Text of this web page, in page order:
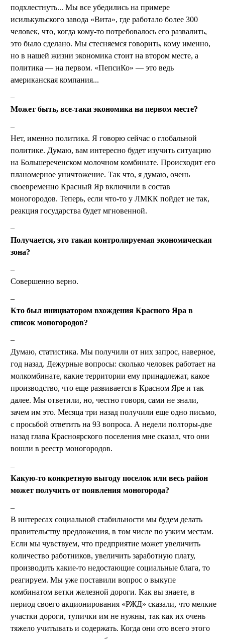
подхлестнуть... Мы все убедились на примере
исилькульского завода «Вита», где работало более 300
человек, что, когда кому-то потребовалось его развалить,
это было сделано. Мы стесняемся говорить, кому именно,
но в нашей жизни экономика стоит на втором месте, а
политика — на первом. «ПепсиКо» — это ведь
американская компания...
Может быть, все-таки экономика на первом месте?
Нет, именно политика. Я говорю сейчас о глобальной
политике. Думаю, вам интересно будет изучить ситуацию
на Большереченском молочном комбинате. Происходит его
планомерное уничтожение. Так что, я думаю, очень
своевременно Красный Яр включили в состав
моногородов. Теперь, если что-то у ЛМКК пойдет не так,
реакция государства будет мгновенной.
Получается, это такая контролируемая экономическая
зона?
Совершенно верно.
Кто был инициатором вхождения Красного Яра в
список моногородов?
Думаю, статистика. Мы получили от них запрос, наверное,
год назад. Дежурные вопросы: сколько человек работает на
молкомбинате, какие территории ему принадлежат, какое
производство, что еще развивается в Красном Яре и так
далее. Мы ответили, но, честно говоря, сами не знали,
зачем им это. Месяца три назад получили еще одно письмо,
с просьбой ответить на 93 вопроса. А недели полторы-две
назад глава Красноярского поселения мне сказал, что они
вошли в реестр моногородов.
Какую-то конкретную выгоду поселок или весь район
может получить от появления моногорода?
В интересах социальной стабильности мы будем делать
правительству предложения, в том числе по узким местам.
Если мы чувствуем, что предприятие может увеличить
количество работников, увеличить заработную плату,
производить какие-то недостающие социальные блага, то
реагируем. Мы уже поставили вопрос о выкупе
комбинатом ветки железной дороги. Как вы знаете, в
период своего акционирования «РЖД» сказали, что мелкие
участки дороги, тупички им не нужны, так как их очень
тяжело учитывать и содержать. Когда они ото всего этого